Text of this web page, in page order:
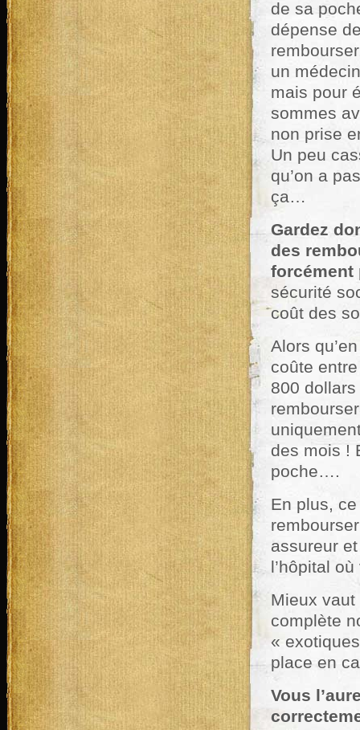
de sa
dépense
un
mais pour
sommes
non prise
Un peu
qu’on a
ça…
Gardez
des
forcément
sécurité
coût des
Alors
coûte
800
des mois !
poche….
En plus,
assureur
l’hôpital
Mieux
complète
«
place en
Vous